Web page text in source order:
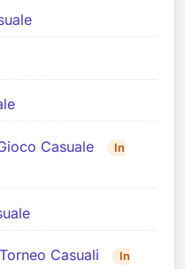
Casuale
In
Casuali In